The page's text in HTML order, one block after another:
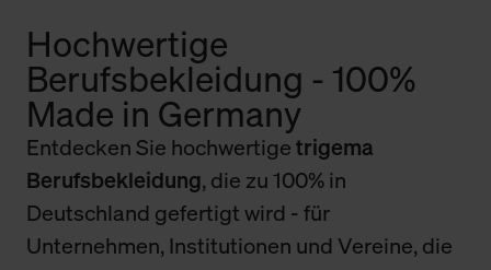
Hochwertige
Berufsbekleidung - 100%
Made in Germany
Entdecken Sie hochwertigetrigema
Berufsbekleidung, die zu 100% in
Deutschland gefertigt wird - für
Unternehmen, Institutionen und Vereine, die